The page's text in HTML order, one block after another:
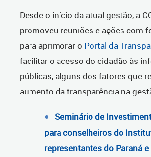
Desde o início da atual gestão, a
promoveu reuniões e ações com
para aprimorar o Portal da
facilitar o acesso do cidadão às
públicas, alguns dos fatores que
aumento da transparência na
Seminário de
para conselheiros do
representantes do Paraná e